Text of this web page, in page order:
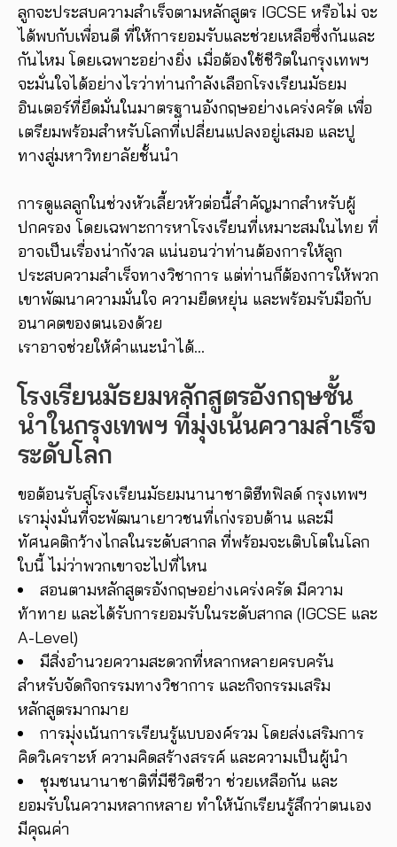
ลูกจะประสบความสำเร็จตามหลักสูตร IGCSE หรือไม่ จะ
ได้พบกับเพื่อนดี ที่ให้การยอมรับและช่วยเหลือซึ่งกันและ
กันไหม โดยเฉพาะอย่างยิ่ง เมื่อต้องใช้ชีวิตในกรุงเทพฯ
จะมั่นใจได้อย่างไรว่าท่านกำลังเลือกโรงเรียนมัธยม
อินเตอร์ที่ยึดมั่นในมาตรฐานอังกฤษอย่างเคร่งครัด เพื่อ
เตรียมพร้อมสำหรับโลกที่เปลี่ยนแปลงอยู่เสมอ และปู
ทางสู่มหาวิทยาลัยชั้นนำ
การดูแลลูกในช่วงหัวเลี้ยวหัวต่อนี้สำคัญมากสำหรับผู้
ปกครอง โดยเฉพาะการหาโรงเรียนที่เหมาะสมในไทย ที่
อาจเป็นเรื่องน่ากังวล แน่นอนว่าท่านต้องการให้ลูก
ประสบความสำเร็จทางวิชาการ แต่ท่านก็ต้องการให้พวก
เขาพัฒนาความมั่นใจ ความยืดหยุ่น และพร้อมรับมือกับ
อนาคตของตนเองด้วย
เราอาจช่วยให้คำแนะนำได้…
โรงเรียนมัธยมหลักสูตรอังกฤษชั้น
นำในกรุงเทพฯ ที่มุ่งเน้นความสำเร็จ
ระดับโลก
ขอต้อนรับสู่โรงเรียนมัธยมนานาชาติฮีทฟิลด์ กรุงเทพฯ
เรามุ่งมั่นที่จะพัฒนาเยาวชนที่เก่งรอบด้าน และมี
ทัศนคติกว้างไกลในระดับสากล ที่พร้อมจะเติบโตในโลก
ใบนี้ ไม่ว่าพวกเขาจะไปที่ไหน
สอนตามหลักสูตรอังกฤษอย่างเคร่งครัด มีความ
ท้าทาย และได้รับการยอมรับในระดับสากล (IGCSE และ
A-Level)
มีสิ่งอำนวยความสะดวกที่หลากหลายครบครัน
สำหรับจัดกิจกรรมทางวิชาการ และกิจกรรมเสริม
หลักสูตรมากมาย
การมุ่งเน้นการเรียนรู้แบบองค์รวม โดยส่งเสริมการ
คิดวิเคราะห์ ความคิดสร้างสรรค์ และความเป็นผู้นำ
ชุมชนนานาชาติที่มีชีวิตชีวา ช่วยเหลือกัน และ
ยอมรับในความหลากหลาย ทำให้นักเรียนรู้สึกว่าตนเอง
มีคุณค่า